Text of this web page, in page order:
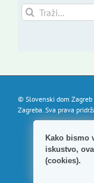
Traži...
© Slovenski dom
Zagreba. Sva prava
Kako bismo
iskustvo,
(cookies).